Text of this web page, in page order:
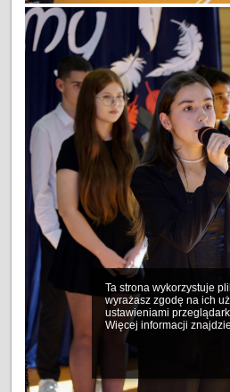
Ta strona wykorzystuje
wyrażasz zgodę na ich
ustawieniami
Więcej informacji